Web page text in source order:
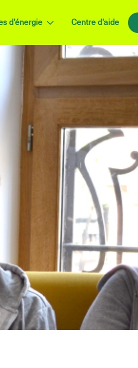
d’énergie Centre d’aide